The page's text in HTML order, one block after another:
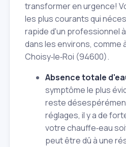
transformer en urgence!
les plus courants qui
rapide d'un professionnel
dans les environs, comme
Choisy‑le‑Roi (94600).
Absence totale
symptôme le plus
reste
réglages, il y a de
votre chauffe‑eau
peut être dû à une